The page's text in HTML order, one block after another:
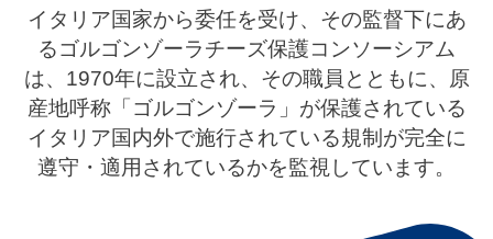
イタリア国家から委任を受け、その監督下にあ
るゴルゴンゾーラチーズ保護コンソーシアム
は、1970年に設立され、その職員とともに、原
産地呼称「ゴルゴンゾーラ」が保護されている
イタリア国内外で施行されている規制が完全に
遵守・適用されているかを監視しています。